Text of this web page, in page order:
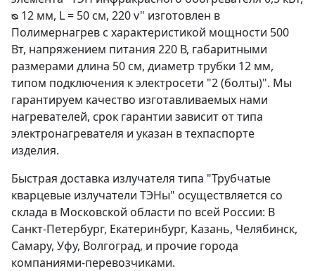
ᴓ 12 мм, L = 50 см, 220 v" изготовлен в
Полимернагрев с характеристикой мощности 500
Вт, напряжением питания 220 В, габаритными
размерами длина 50 cм, диаметр трубки 12 мм,
типом подключения к электросети "2 (болты)". Мы
гарантируем качество изготавливаемых нами
нагревателей, срок гарантии зависит от типа
электронагревателя и указан в техпаспорте
изделия.
Быстрая доставка излучателя типа "Трубчатые
кварцевые излучатели ТЭНы" осуществляется со
склада в Московской области по всей России: В
Санкт-Петербург, Екатеринбург, Казань, Челябинск,
Самару, Уфу, Волгоград, и прочие города
компаниями-перевозчиками.